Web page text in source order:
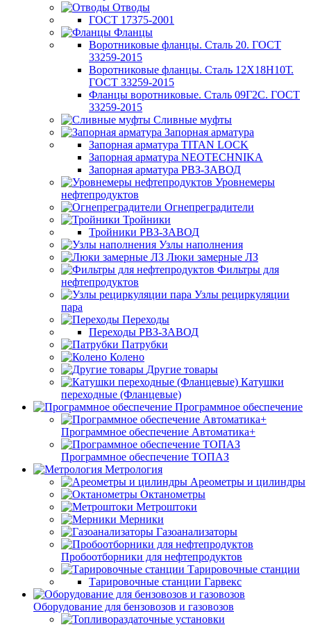
Отводы
ГОСТ 17375-2001
Фланцы
Воротниковые фланцы. Сталь 20. ГОСТ
33259-2015
Воротниковые фланцы. Сталь 12Х18Н10Т.
ГОСТ 33259-2015
Фланцы воротниковые. Сталь 09Г2С. ГОСТ
33259-2015
Сливные муфты
Запорная арматура
Запорная арматура TITAN LOCK
Запорная арматура NEOTECHNIKA
Запорная арматура РВЗ-ЗАВОД
Уровнемеры
нефтепродуктов
Огнепреградители
Тройники
Тройники РВЗ-ЗАВОД
Узлы наполнения
Люки замерные ЛЗ
Фильтры для
нефтепродуктов
Узлы рециркуляции
пара
Переходы
Переходы РВЗ-ЗАВОД
Патрубки
Колено
Другие товары
Катушки
переходные (Фланцевые)
Программное обеспечение
Программное обеспечение Автоматика+
Программное обеспечение ТОПАЗ
Метрология
Ареометры и цилиндры
Октанометры
Метроштоки
Мерники
Газоанализаторы
Пробоотборники для нефтепродуктов
Тарировочные станции
Тарировочные станции Гарвекс
Оборудование для бензовозов и газовозов